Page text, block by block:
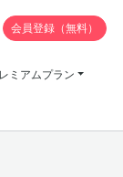
ミアムプラン
会員登録（無料）